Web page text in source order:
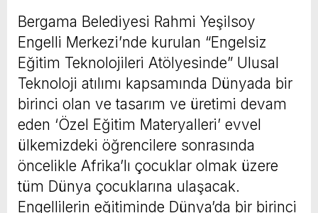
Bergama Belediyesi Rahmi Yeşilsoy
Engelli Merkezi’nde kurulan “Engelsiz
Eğitim Teknolojileri Atölyesinde” Ulusal
Teknoloji atılımı kapsamında Dünyada bir
birinci olan ve tasarım ve üretimi devam
eden ‘Özel Eğitim Materyalleri’ evvel
ülkemizdeki öğrencilere sonrasında
öncelikle Afrika’lı çocuklar olmak üzere
tüm Dünya çocuklarına ulaşacak.
Engellilerin eğitiminde Dünya’da bir birinci